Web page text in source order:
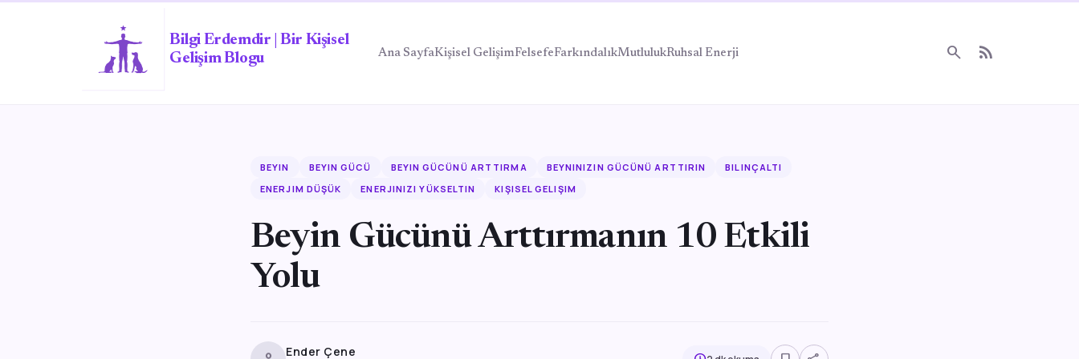
Bilgi Erdemdir | Bir Kişisel
Gelişim Blogu
Ana SayfaKişisel GelişimFelsefeFarkındalıkMutlulukRuhsal Enerji search rss_feed
BEYIN BEYIN GÜCÜ BEYIN GÜCÜNÜ ARTTIRMA BEYNINIZIN GÜCÜNÜ ARTTIRIN
BILINÇALTI
ENERJIM DÜŞÜK
ENERJINIZI YÜKSELTIN KIŞISEL GELIŞIM
Beyin Gücünü Arttırmanın 10 Etkili
Yolu
Ender Çene